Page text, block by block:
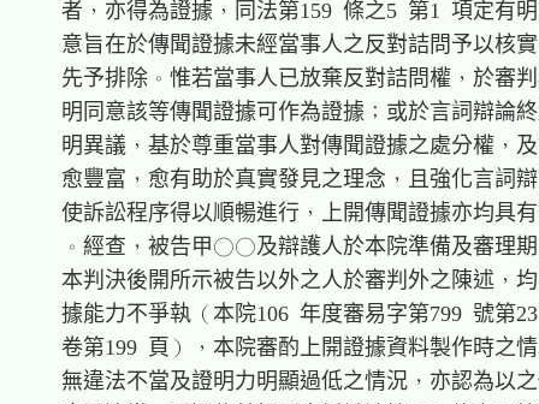
者，亦得為證據，同法第159 條之5 第1 項定有
意旨在於傳聞證據未經當事人之反對詰問予以核
先予排除。惟若當事人已放棄反對詰問權，於審
明同意該等傳聞證據可作為證據；或於言詞辯論
明異議，基於尊重當事人對傳聞證據之處分權，
愈豐富，愈有助於真實發見之理念，且強化言詞
使訴訟程序得以順暢進行，上開傳聞證據亦均具
。經查，被告甲○○及辯護人於本院準備及審理
本判決後開所示被告以外之人於審判外之陳述，
據能力不爭執（本院106 年度審易字第799 號第
卷第199 頁），本院審酌上開證據資料製作時之
無違法不當及證明力明顯過低之情況，亦認為以